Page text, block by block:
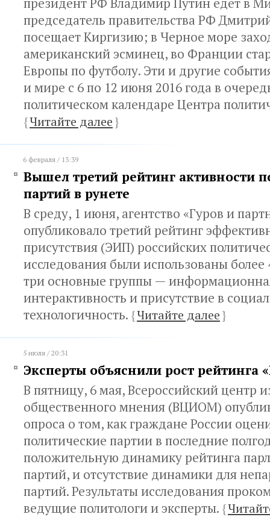
председатель правительства РФ
посещает Киргизию; в Черное море
американский эсминец, во Франции
Европы по футболу. Эти и другие
и мире с 6 по 12 июня 2016 года в
политическом календаре Центра
{Читайте далее}
6 февраля / 13:39
Вышел третий рейтинг активности
партий в рунете
В среду, 1 июня, агентство «Гуров и
опубликовало третий рейтинг
присутствия (ЭИП) российских
исследования были использованы более
три основные группы —
интерактивность и присутствие в
технологичность. {Читайте далее}
5 июля / 20:31
Эксперты объяснили рост рейтинга
В пятницу, 6 мая, Всероссийский центр
общественного мнения (ВЦИОМ)
опроса о том, как граждане России
политические партии в последние
положительную динамику рейтинга
партий, и отсутствие динамики для
партий. Результаты исследования
ведущие политологи и эксперты. {